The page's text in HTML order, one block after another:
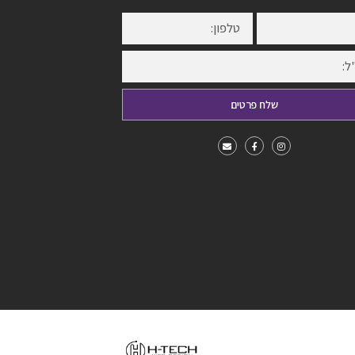
שלח פרטים